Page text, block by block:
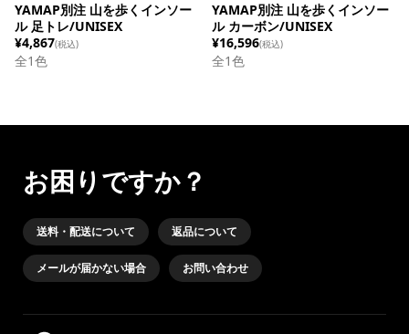
YAMAP別注 山を歩くインソー
ル 足トレ/UNISEX
¥4,867(税込)
全1色
YAMAP別注 山を歩くインソー
ル カーボン/UNISEX
¥16,596(税込)
全1色
お困りですか？
送料・配送について 返品について
メールが届かない場合 お問い合わせ